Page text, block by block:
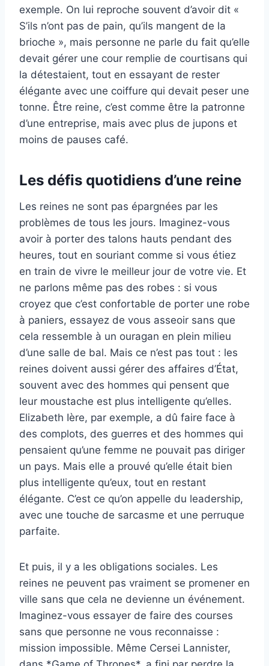
exemple. On lui reproche souvent d’avoir dit «
S’ils n’ont pas de pain, qu’ils mangent de la
brioche », mais personne ne parle du fait qu’elle
devait gérer une cour remplie de courtisans qui
la détestaient, tout en essayant de rester
élégante avec une coiffure qui devait peser une
tonne. Être reine, c’est comme être la patronne
d’une entreprise, mais avec plus de jupons et
moins de pauses café.
Les défis quotidiens d’une reine
Les reines ne sont pas épargnées par les
problèmes de tous les jours. Imaginez-vous
avoir à porter des talons hauts pendant des
heures, tout en souriant comme si vous étiez
en train de vivre le meilleur jour de votre vie. Et
ne parlons même pas des robes : si vous
croyez que c’est confortable de porter une robe
à paniers, essayez de vous asseoir sans que
cela ressemble à un ouragan en plein milieu
d’une salle de bal. Mais ce n’est pas tout : les
reines doivent aussi gérer des affaires d’État,
souvent avec des hommes qui pensent que
leur moustache est plus intelligente qu’elles.
Elizabeth Ière, par exemple, a dû faire face à
des complots, des guerres et des hommes qui
pensaient qu’une femme ne pouvait pas diriger
un pays. Mais elle a prouvé qu’elle était bien
plus intelligente qu’eux, tout en restant
élégante. C’est ce qu’on appelle du leadership,
avec une touche de sarcasme et une perruque
parfaite.
Et puis, il y a les obligations sociales. Les
reines ne peuvent pas vraiment se promener en
ville sans que cela ne devienne un événement.
Imaginez-vous essayer de faire des courses
sans que personne ne vous reconnaisse :
mission impossible. Même Cersei Lannister,